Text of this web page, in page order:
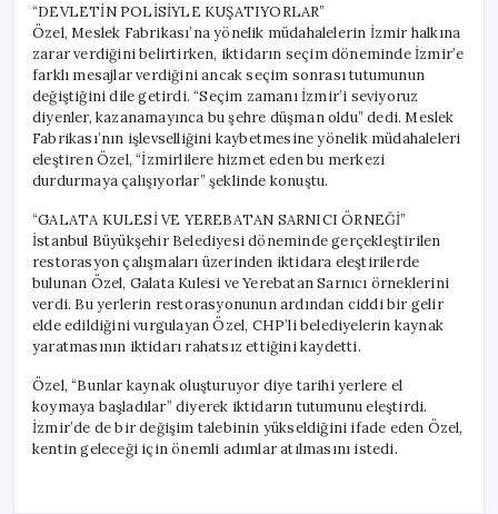
“DEVLETİN POLİSİYLE KUŞATIYORLAR”
Özel, Meslek Fabrikası’na yönelik müdahalelerin İzmir halkına
zarar verdiğini belirtirken, iktidarın seçim döneminde İzmir’e
farklı mesajlar verdiğini ancak seçim sonrası tutumunun
değiştiğini dile getirdi. “Seçim zamanı İzmir’i seviyoruz
diyenler, kazanamayınca bu şehre düşman oldu” dedi. Meslek
Fabrikası’nın işlevselliğini kaybetmesine yönelik müdahaleleri
eleştiren Özel, “İzmirlilere hizmet eden bu merkezi
durdurmaya çalışıyorlar” şeklinde konuştu.
“GALATA KULESİ VE YEREBATAN SARNICI ÖRNEĞİ”
İstanbul Büyükşehir Belediyesi döneminde gerçekleştirilen
restorasyon çalışmaları üzerinden iktidara eleştirilerde
bulunan Özel, Galata Kulesi ve Yerebatan Sarnıcı örneklerini
verdi. Bu yerlerin restorasyonunun ardından ciddi bir gelir
elde edildiğini vurgulayan Özel, CHP’li belediyelerin kaynak
yaratmasının iktidarı rahatsız ettiğini kaydetti.
Özel, “Bunlar kaynak oluşturuyor diye tarihi yerlere el
koymaya başladılar” diyerek iktidarın tutumunu eleştirdi.
İzmir’de de bir değişim talebinin yükseldiğini ifade eden Özel,
kentin geleceği için önemli adımlar atılmasını istedi.